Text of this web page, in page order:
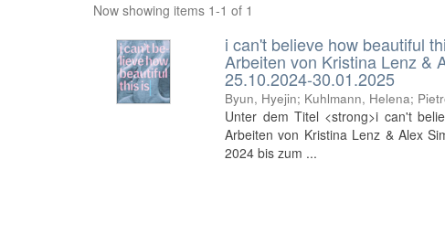
Now showing items 1-1 of 1
i can't believe how beautiful
Arbeiten von Kristina Lenz &
25.10.2024-30.01.2025
Byun, Hyejin; Kuhlmann, Helena;
Unter dem Titel <strong>i can't
Arbeiten von Kristina Lenz & Alex
2024 bis zum ...